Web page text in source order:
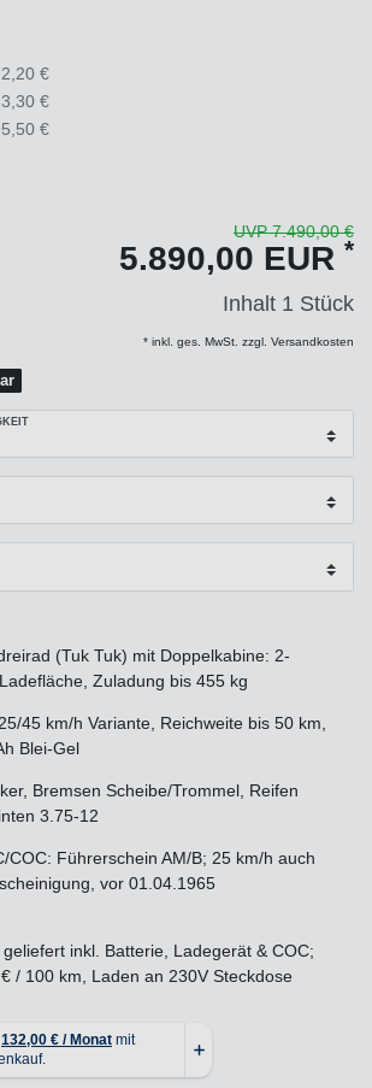
€
€
€
UVP 7.490,00 €
5.890,00 EUR *
Inhalt 1 Stück
* inkl. ges. MwSt. zzgl. Versandkosten
(Tuk Tuk) mit Doppelkabine: 2-
Zuladung bis 455 kg
45 km/h Variante, Reichweite bis 50 km,
Blei-Gel
Bremsen Scheibe/Trommel, Reifen
3.75-12
COC: Führerschein AM/B; 25 km/h auch
vor 01.04.1965
inkl. Batterie, Ladegerät & COC;
/ 100 km, Laden an 230V Steckdose